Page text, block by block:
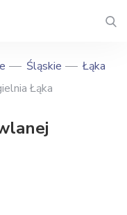
Śląskie
Łąka
Łąka